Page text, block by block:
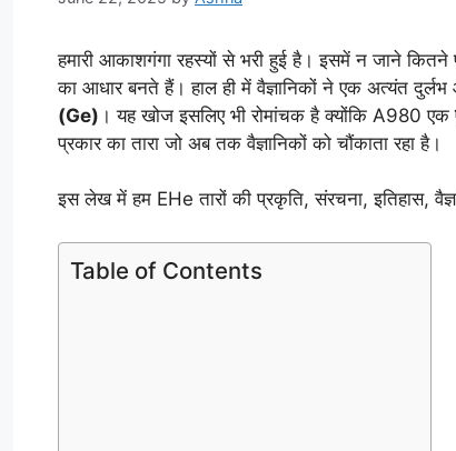
हमारी आकाशगंगा रहस्यों से भरी हुई है। इसमें न जाने
का आधार बनते हैं। हाल ही में वैज्ञानिकों ने एक अत्यंत
(Ge) । यह खोज इसलिए भी रोमांचक है क्योंकि A980 एक
प्रकार का तारा जो अब तक वैज्ञानिकों को चौंकाता रहा है।
इस लेख में हम EHe तारों की प्रकृति, संरचना, इतिहास,
Table of Contents